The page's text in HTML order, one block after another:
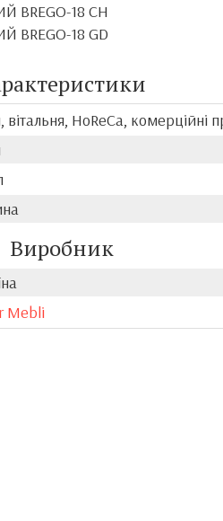
BREGO-18 CH
BREGO-18 GD
вітальня, HoReCa, комерційні
Виробник
Mebli